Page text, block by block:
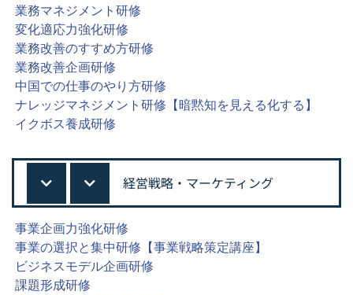
業務マネジメント研修
変化適応力強化研修
業務改善のすすめ方研修
業務改善企画研修
中国での仕事のやり方研修
ナレッジマネジメント研修【暗黙知を見える化する】
イクボス養成研修
経営戦略・マーケティング
事業企画力強化研修
事業の選択と集中研修【事業戦略策定講座】
ビジネスモデル企画研修
課題形成研修